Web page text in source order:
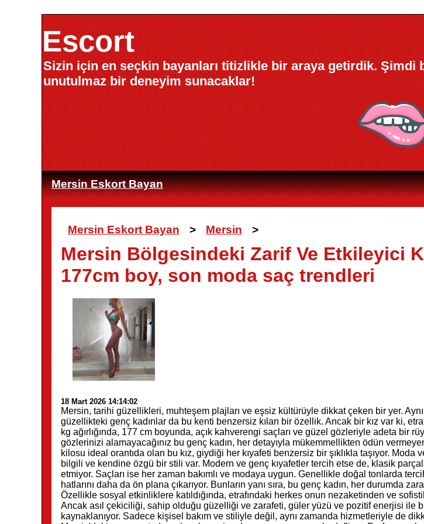
Escort
Sizin için en seçkin bayanları titizlikle bir araya getirdik. Şimdi
unutulmaz bir deneyim sunacaklar!
Mersin Eskort Bayan
Mersin Eskort Bayan > Mersin >
Mersin Bölgesindeki Zarif Ve Etkileyici
177cm boy, son moda saç trendleri
18 Mart 2026 14:14:02
Mersin, tarihi güzellikleri, muhteşem plajları ve eşsiz kültürüyle dikkat çeken bir yer.
güzellikteki genç kadınlar da bu kenti benzersiz kılan bir özellik. Ancak bir kız var ki,
kg ağırlığında, 177 cm boyunda, açık kahverengi saçları ve güzel gözleriyle adeta bir
gözlerinizi alamayacağınız bu genç kadın, her detayıyla mükemmellikten ödün
kilosu ideal orantıda olan bu kız, giydiği her kıyafeti benzersiz bir şıklıkla taşıyor. Moda
bilgili ve kendine özgü bir stili var. Modern ve genç kıyafetler tercih etse de, klasik
etmiyor. Saçları ise her zaman bakımlı ve modaya uygun. Genellikle doğal tonlarda
hatlarını daha da ön plana çıkarıyor. Bunların yanı sıra, bu genç kadın, her durumda
Özellikle sosyal etkinliklere katıldığında, etrafındaki herkes onun nezaketinden ve
Ancak asıl çekiciliği, sahip olduğu güzelliği ve zarafeti, güler yüzü ve pozitif enerjisi ile
kaynaklanıyor. Sadece kişisel bakım ve stiliyle değil, aynı zamanda hizmetleriyle de